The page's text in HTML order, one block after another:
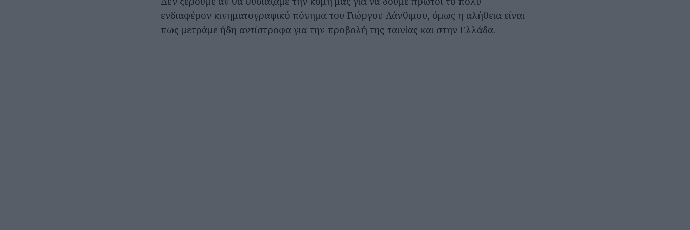
ενδιαφέρον κινηματογραφικό πόνημα του Γιώργου Λάνθιμου, όμως η αλήθεια είναι
πως μετράμε ήδη αντίστροφα για την προβολή της ταινίας και στην Ελλάδα.